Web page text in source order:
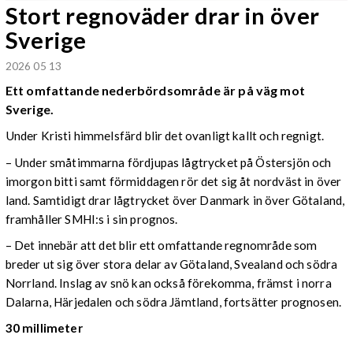
Stort regnoväder drar in över
Sverige
2026 05 13
Ett omfattande nederbördsområde är på väg mot
Sverige.
Under Kristi himmelsfärd blir det ovanligt kallt och regnigt.
– Under småtimmarna fördjupas lågtrycket på Östersjön och
imorgon bitti samt förmiddagen rör det sig åt nordväst in över
land. Samtidigt drar lågtrycket över Danmark in över Götaland,
framhåller SMHI:s i sin prognos.
– Det innebär att det blir ett omfattande regnområde som
breder ut sig över stora delar av Götaland, Svealand och södra
Norrland. Inslag av snö kan också förekomma, främst i norra
Dalarna, Härjedalen och södra Jämtland, fortsätter prognosen.
30 millimeter